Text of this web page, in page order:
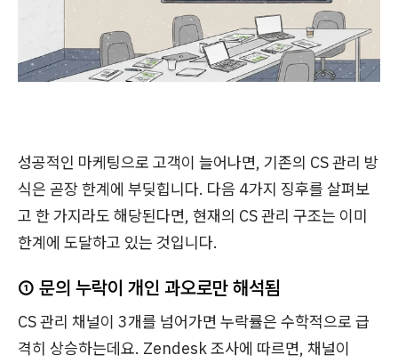
성공적인 마케팅으로 고객이 늘어나면, 기존의 CS 관리 방
식은 곧장 한계에 부딪힙니다. 다음 4가지 징후를 살펴보
고 한 가지라도 해당된다면, 현재의 CS 관리 구조는 이미
한계에 도달하고 있는 것입니다.
① 문의 누락이 개인 과오로만 해석됨
CS 관리 채널이 3개를 넘어가면 누락률은 수학적으로 급
격히 상승하는데요. Zendesk 조사에 따르면, 채널이